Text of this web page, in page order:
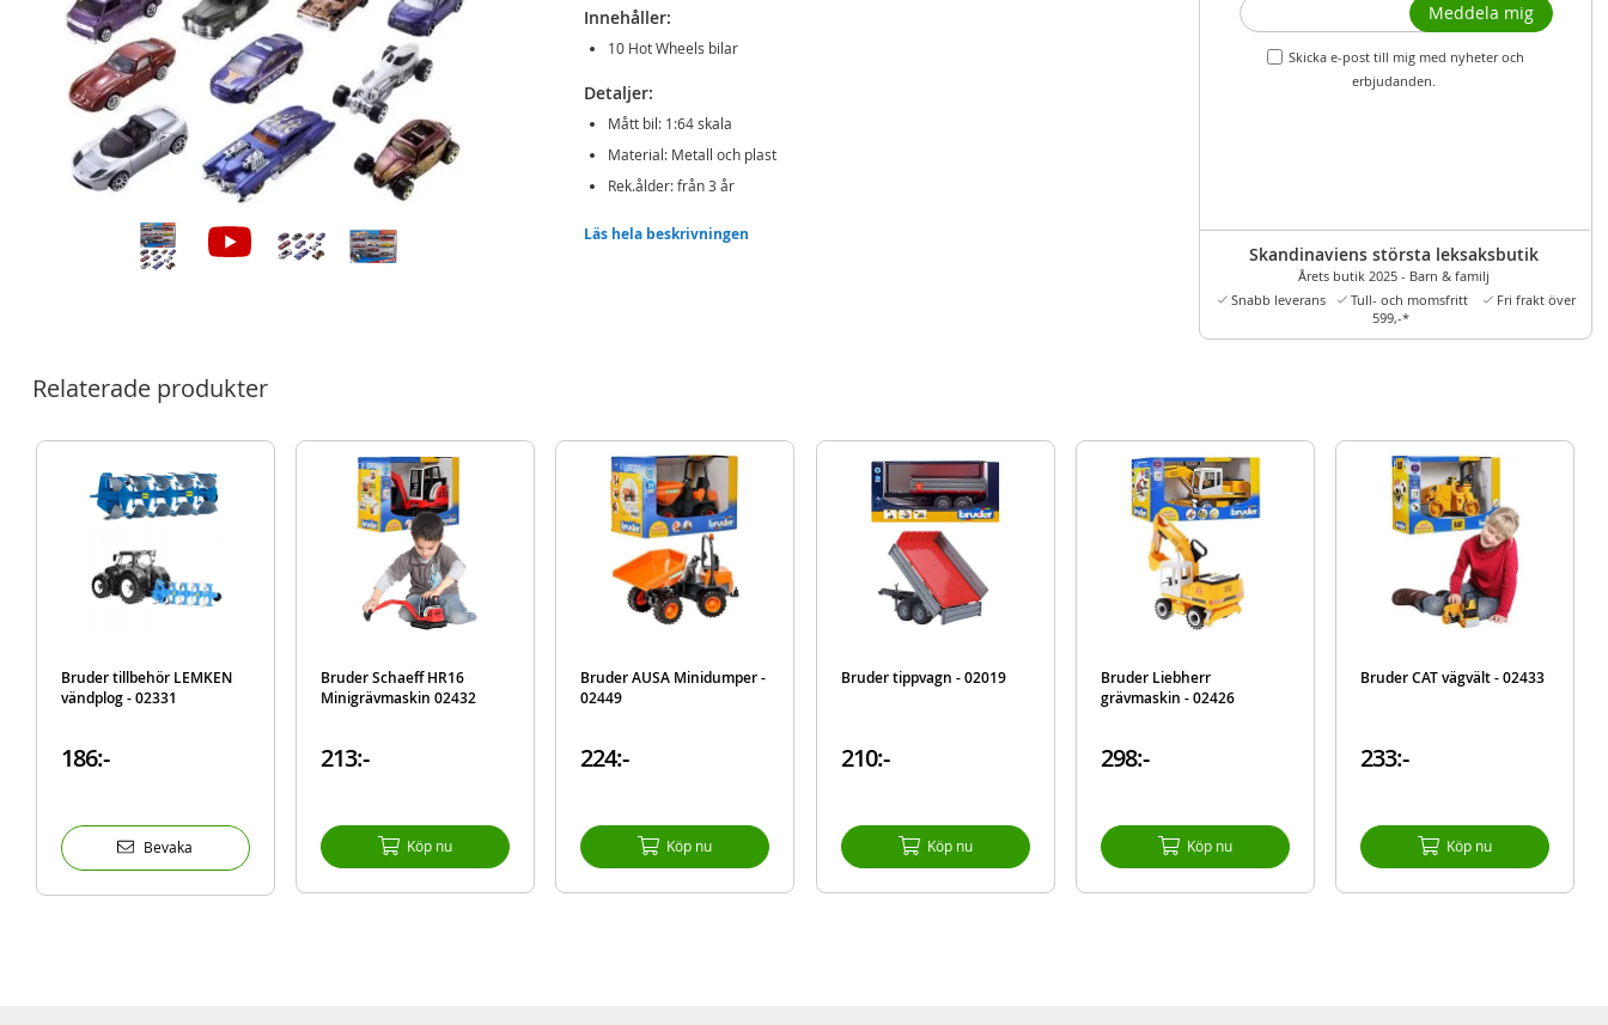
Skicka e-post till mig med nyheter och
erbjudanden.
Meddela mig
Skandinaviens största leksaksbutik
Årets butik 2025 - Barn & familj
Snabb leverans
Tull- och momsfritt
Fri frakt över
599,-*
Innehåller:
10 Hot Wheels bilar
Detaljer:
Mått bil: 1:64 skala
Material: Metall och plast
Rek.ålder: från 3 år
OBS! Bilarna man får i de olika paketen varierar från paket till paket.
Läs hela beskrivningen
Relaterade produkter
Bruder tillbehör LEMKEN
vändplog - 02331
186:-
Bevaka
Bruder Schaeff HR16
Minigrävmaskin 02432
213:-
Köp nu
Bruder AUSA Minidumper -
02449
224:-
Köp nu
Bruder tippvagn - 02019
210:-
Köp nu
Bruder Liebherr
grävmaskin - 02426
298:-
Köp nu
Bruder CAT vägvält - 02433
233:-
Köp nu